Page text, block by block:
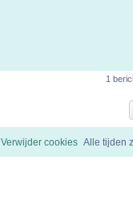
1
Alle tijden
Verwijder cookies